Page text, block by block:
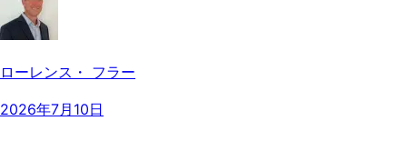
ローレンス・ フラー
2026年7月10日